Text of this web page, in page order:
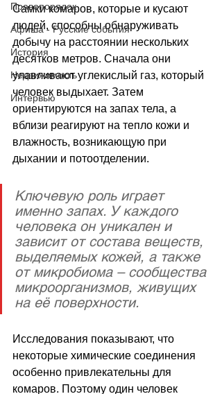
Правопорядок
Афиша - Русские события
История
Недвижимость
Интервью
Самки комаров, которые и кусают
людей, способны обнаруживать
добычу на расстоянии нескольких
десятков метров. Сначала они
улавливают углекислый газ, который
человек выдыхает. Затем
ориентируются на запах тела, а
вблизи реагируют на тепло кожи и
влажность, возникающую при
дыхании и потоотделении.
Ключевую роль играет
именно запах. У каждого
человека он уникален и
зависит от состава веществ,
выделяемых кожей, а также
от микробиома – сообщества
микроорганизмов, живущих
на её поверхности.
Исследования показывают, что
некоторые химические соединения
особенно привлекательны для
комаров. Поэтому один человек